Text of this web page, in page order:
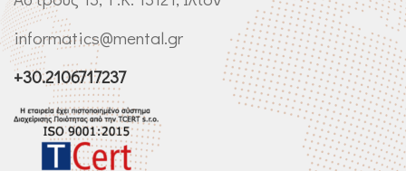
informatics@mental.gr
+30.2106717237